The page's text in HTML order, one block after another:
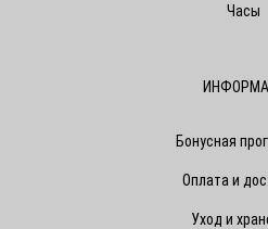
Часы
Бонусная
Оплата и
Уход и